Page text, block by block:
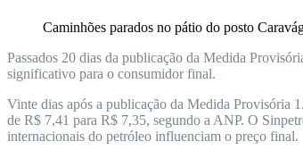
Caminhões parados no pátio do posto
Passados 20 dias da publicação da Medida
significativo para o consumidor final.
Vinte dias após a publicação da Medida Provisória
de R$ 7,41 para R$ 7,35, segundo a ANP. O
internacionais do petróleo influenciam o preço final.